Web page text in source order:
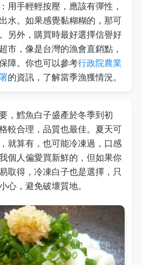
用手輕輕按壓，應該有彈性，
水。如果感覺黏糊糊的，那可
另外，購買時最好選擇信譽好
市，像是台灣的漁會直銷點，
障。你也可以參考行政院農業
的資訊，了解當季漁獲情況。
，鱈魚白子盛產於冬季到初
較合理，品質也最佳。夏天可
就算有，也可能冷凍過，口感
個人偏愛買新鮮的，但如果你
取得，冷凍白子也是選擇，只
心，避免破壞質地。